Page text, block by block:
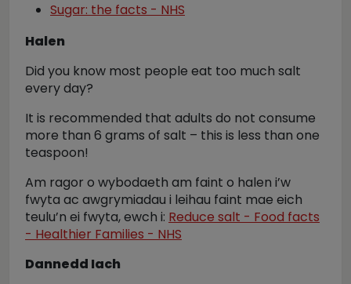
Sugar: the facts - NHS
Halen
Did you know most people eat too much salt
every day?
It is recommended that adults do not consume
more than 6 grams of salt – this is less than one
teaspoon!
Am ragor o wybodaeth am faint o halen i’w
fwyta ac awgrymiadau i leihau faint mae eich
teulu’n ei fwyta, ewch i: Reduce salt - Food facts
- Healthier Families - NHS
Dannedd Iach